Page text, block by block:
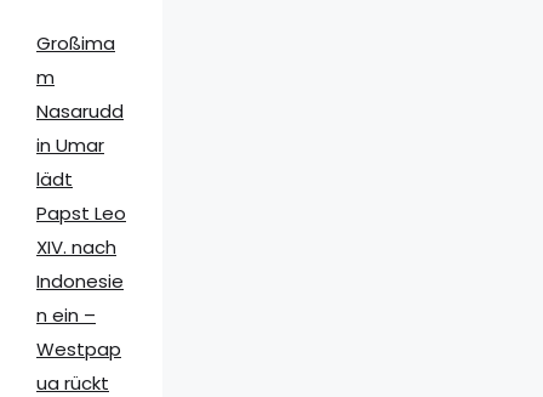
Großima
m
Nasarudd
in Umar
lädt
Papst Leo
XIV. nach
Indonesie
n ein –
Westpap
ua rückt